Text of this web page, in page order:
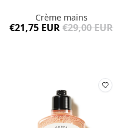
Crème mains
€21,75 EUR€29,00 EUR